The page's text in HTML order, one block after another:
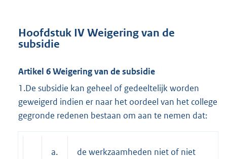
Hoofdstuk IV Weigering van de
subsidie
Artikel 6 Weigering van de subsidie
1.De subsidie kan geheel of gedeeltelijk worden
geweigerd indien er naar het oordeel van het college
gegronde redenen bestaan om aan te nemen dat:
a.
de werkzaamheden niet of niet